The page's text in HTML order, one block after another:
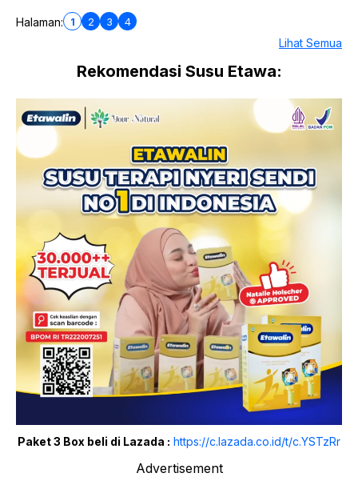
Halaman: 1 2 3 4
Lihat Semua
Rekomendasi Susu Etawa:
Paket 3 Box beli di Lazada : https://c.lazada.co.id/t/c.YSTzRr
Advertisement